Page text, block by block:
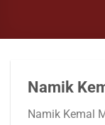
Namik
Namik Kemal